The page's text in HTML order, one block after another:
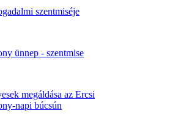
szentmiséje
ünnep - szentmise
megáldása az Ercsi
napi búcsún